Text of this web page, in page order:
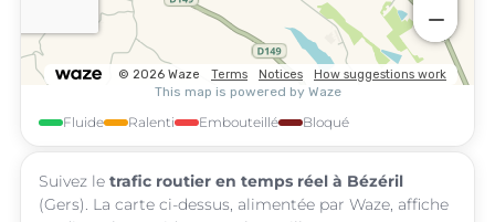
Fluide Ralenti Embouteillé Bloqué
Suivez le trafic routier en temps réel à Bézéril
(Gers). La carte ci-dessus, alimentée par Waze, affiche